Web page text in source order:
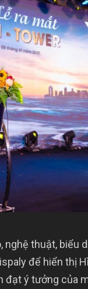
thuật, biểu
để hiển thị
đạt ý tưởng của